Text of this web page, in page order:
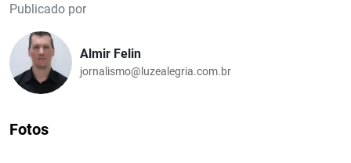
Publicado por
Almir Felin
jornalismo@luzealegria.com.br
Fotos